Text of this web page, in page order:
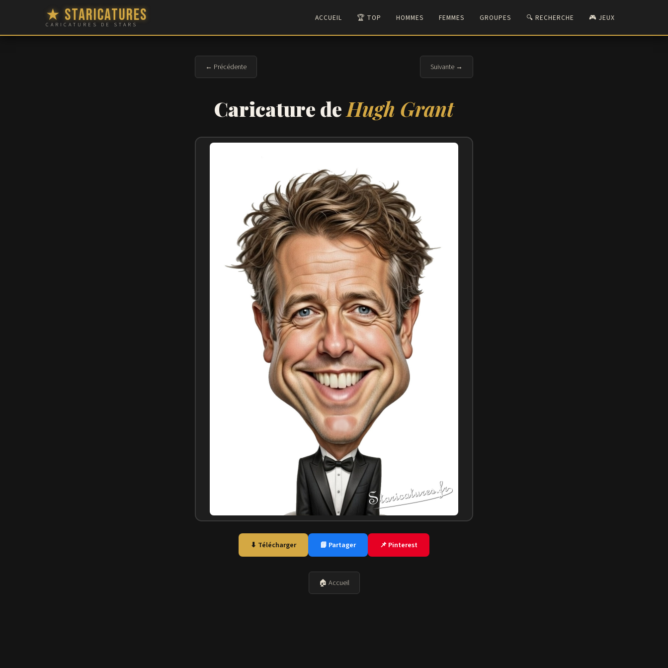
★ Staricatures
CARICATURES DE STARS
ACCUEIL 🏆 TOP HOMMES FEMMES GROUPES 🔍 RECHERCHE 🎮 JEUX
← Précédente Suivante →
Caricature de Hugh Grant
⬇ Télécharger 📘 Partager 📌 Pinterest
🏠 Accueil